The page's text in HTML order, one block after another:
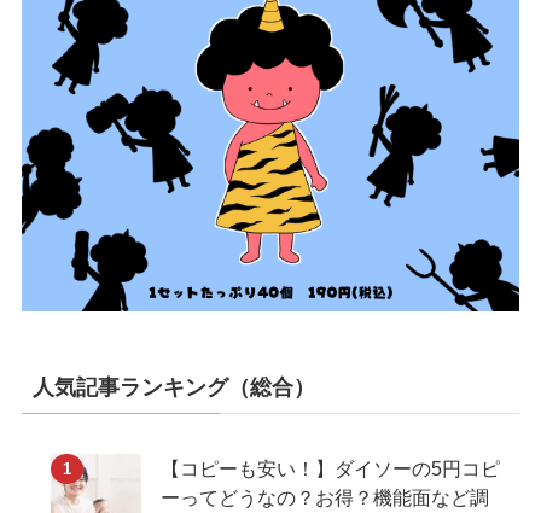
人気記事ランキング（総合）
【コピーも安い！】ダイソーの5円コピ
ーってどうなの？お得？機能面など調